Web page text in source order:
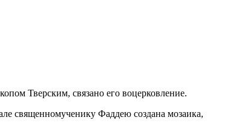
Тверским, связано его воцерковление.
священномученику Фаддею создана мозаика,